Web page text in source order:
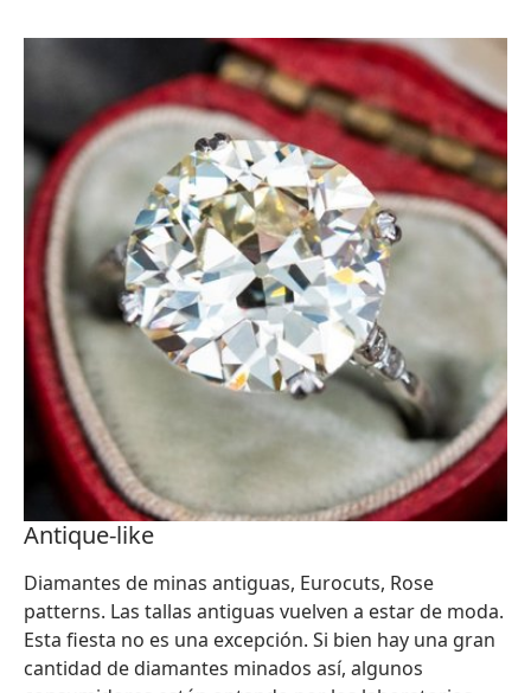
Antique-like
Diamantes de minas antiguas, Eurocuts, Rose
patterns. Las tallas antiguas vuelven a estar de moda.
Esta fiesta no es una excepción. Si bien hay una gran
cantidad de diamantes minados así, algunos